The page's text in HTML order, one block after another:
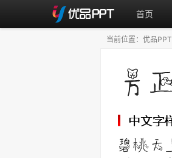
首页
当前位置： 优品PPT